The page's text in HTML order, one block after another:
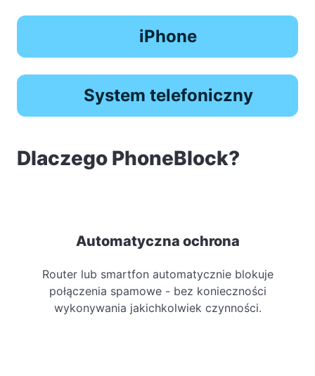
iPhone
System telefoniczny
Dlaczego PhoneBlock?
Automatyczna ochrona
Router lub smartfon automatycznie blokuje
połączenia spamowe - bez konieczności
wykonywania jakichkolwiek czynności.